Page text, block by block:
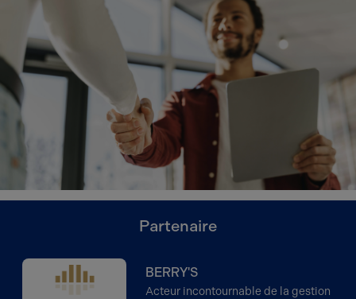
Partenaire
BERRY'S
Acteur incontournable de la gestion